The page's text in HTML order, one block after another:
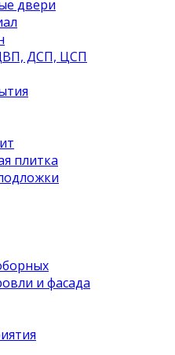
двери
ДСП, ЦСП
плитка
и фасада